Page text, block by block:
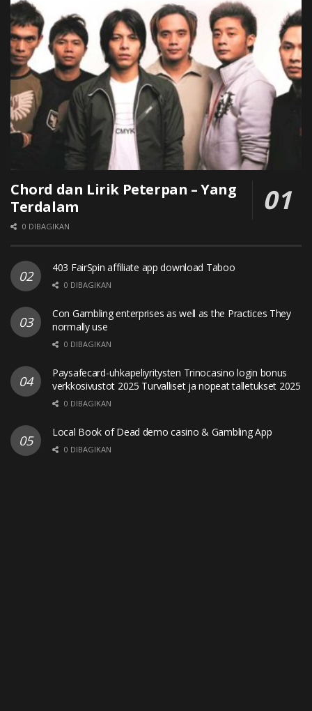
Chord dan Lirik Peterpan – Yang
Terdalam
0 DIBAGIKAN
403 FairSpin affiliate app download Taboo
0 DIBAGIKAN
Con Gambling enterprises as well as the Practices They
normally use
0 DIBAGIKAN
Paysafecard-uhkapeliyritysten Trinocasino login bonus
verkkosivustot 2025 Turvalliset ja nopeat talletukset 2025
0 DIBAGIKAN
Local Book of Dead demo casino & Gambling App
0 DIBAGIKAN